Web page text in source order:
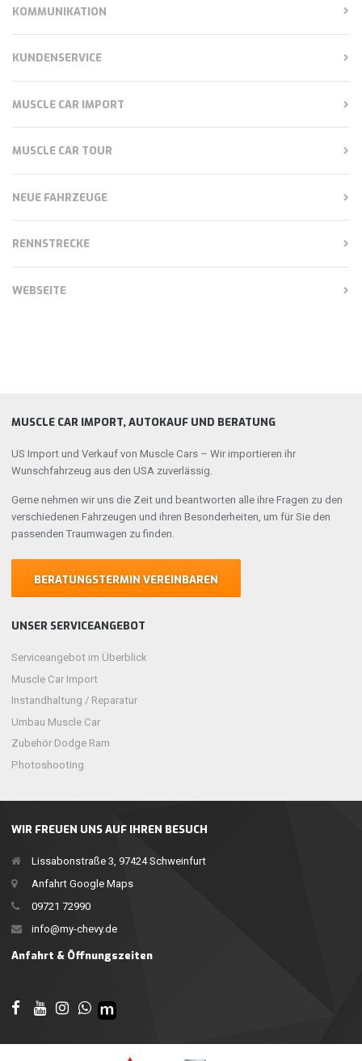
KOMMUNIKATION
KUNDENSERVICE
MUSCLE CAR IMPORT
MUSCLE CAR TOUR
NEUE FAHRZEUGE
RENNSTRECKE
WEBSEITE
WIR FREUEN UNS AUF IHREN BESUCH
Lissabonstraße 3, 97424 Schweinfurt
Anfahrt Google Maps
09721 72990
info@my-chevy.de
Anfahrt & Öffnungszeiten
MUSCLE CAR IMPORT, AUTOKAUF UND BERATUNG
US Import und Verkauf von Muscle Cars – Wir importieren ihr
Wunschfahrzeug aus den USA zuverlässig.
Gerne nehmen wir uns die Zeit und beantworten alle ihre Fragen zu den
verschiedenen Fahrzeugen und ihren Besonderheiten, um für Sie den
passenden Traumwagen zu finden.
BERATUNGSTERMIN VEREINBAREN
UNSER SERVICEANGEBOT
Serviceangebot im Überblick
Muscle Car Import
Instandhaltung / Reparatur
Umbau Muscle Car
Zubehör Dodge Ram
Photoshooting